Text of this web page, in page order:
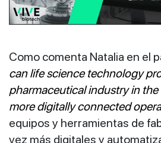
Como comenta Natalia en el
can life science technology
pharmaceutical industry in
more digitally connected
equipos y herramientas de
vez más digitales y